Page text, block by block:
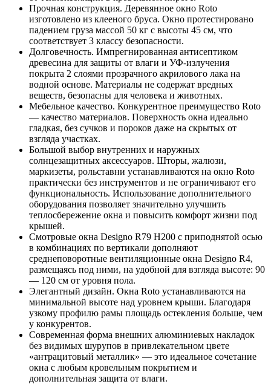
Прочная конструкция. Деревянное окно Roto
изготовлено из клееного бруса. Окно протестировано
падением груза массой 50 кг с высоты 45 см, что
соответствует 3 классу безопасности.
Долговечность. Импрегнированная антисептиком
древесина для защиты от влаги и УФ-излучения
покрыта 2 слоями прозрачного акрилового лака на
водной основе. Материалы не содержат вредных
веществ, безопасны для человека и животных.
Мебельное качество. Конкурентное преимущество Roto
— качество материалов. Поверхность окна идеально
гладкая, без сучков и пороков даже на скрытых от
взгляда участках.
Большой выбор внутренних и наружных
солнцезащитных аксессуаров. Шторы, жалюзи,
маркизеты, рольставни устанавливаются на окно Roto
практически без инструментов и не ограничивают его
функциональность. Использование дополнительного
оборудования позволяет значительно улучшить
теплосбережение окна и повысить комфорт жизни под
крышей.
Смотровые окна Designo R79 H200 с приподнятой осью
в комбинациях по вертикали дополняют
среднеповоротные вентиляционные окна Designo R4,
размещаясь под ними, на удобной для взгляда высоте: 90
— 120 см от уровня пола.
Элегантный дизайн. Окна Roto устанавливаются на
минимальной высоте над уровнем крыши. Благодаря
узкому профилю рамы площадь остекления больше, чем
у конкурентов.
Современная форма внешних алюминиевых накладок
без видимых шурупов в привлекательном цвете
«антрацитовый металлик» — это идеальное сочетание
окна с любым кровельным покрытием и
дополнительная защита от влаги.